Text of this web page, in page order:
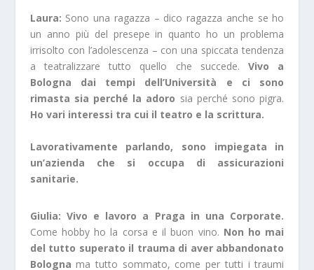
Laura: Sono una ragazza – dico ragazza anche se ho
un anno più del presepe in quanto ho un problema
irrisolto con l’adolescenza – con una spiccata tendenza
a teatralizzare tutto quello che succede.Vivo a
Bologna dai tempi dell’Università e ci sono
rimasta sia perché la adoro sia perché sono pigra.
Ho vari interessi tra cui il teatro e la scrittura.
Lavorativamente parlando, sono impiegata in
un’azienda che si occupa di assicurazioni
sanitarie.
Giulia: Vivo e lavoro a Praga in una Corporate.
Come hobby ho la corsa e il buon vino. Non ho mai
del tutto superato il trauma di aver abbandonato
Bologna ma tutto sommato, come per tutti i traumi